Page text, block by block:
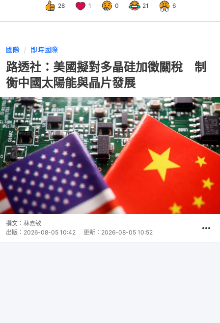
28 1 0 21 6
國際 即時國際
路透社：美國擬對多晶硅加徵關稅 制
衡中國太陽能與晶片發展
撰文： 林嘉敏
出版： 2026-08-05 10:42 更新： 2026-08-05 10:52